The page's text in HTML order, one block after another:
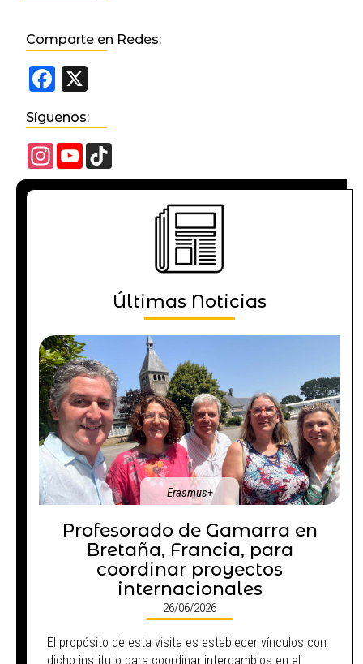
Comparte en Redes:
Facebook
Síguenos:
Instagram
YouTube
Channel
Últimas Noticias
Erasmus+
Profesorado de Gamarra en
Bretaña, Francia, para
coordinar proyectos
internacionales
26/06/2026
El propósito de esta visita es establecer vínculos con
dicho instituto para coordinar intercambios en el